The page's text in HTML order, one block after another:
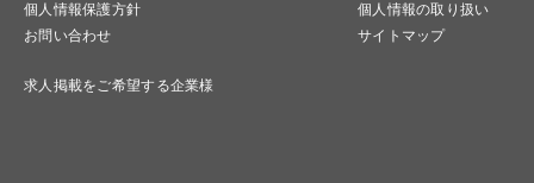
個人情報保護方針
個人情報の取り扱い
お問い合わせ
サイトマップ
求人掲載をご希望する企業様